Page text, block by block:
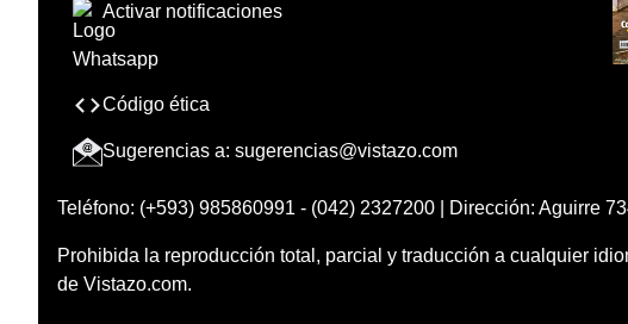
Activar notificaciones
Código ética
Sugerencias a: sugerencias@vistazo.com
Teléfono: (+593) 985860991 - (042) 2327200 | Dirección: Aguirre
Prohibida la reproducción total, parcial y traducción a cualquier
de Vistazo.com.